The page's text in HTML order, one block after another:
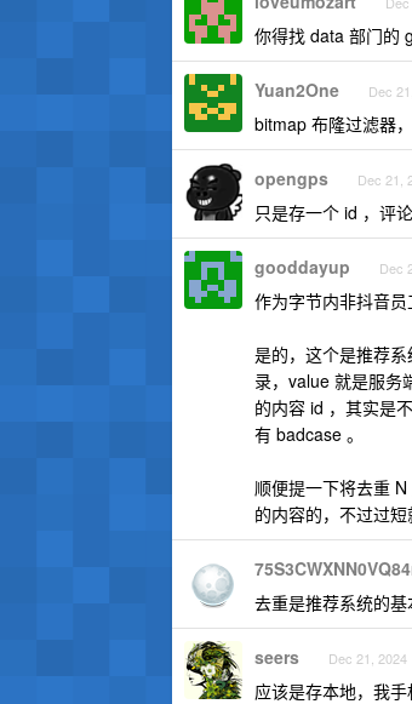
你得找 data 部门的
Yuan2One Dec
bitmap 布隆过滤器
opengps Dec 21,
只是存一个 id ，评
gooddayup Dec
作为字节内非抖音
是的，这个是推荐
录，value 就是服务
的内容 id ，其实是
有 badcase 。
顺便提一下将去重
的内容的，不过过短
去重是推荐系统的基
seers Dec 21, 2024
应该是存本地，我